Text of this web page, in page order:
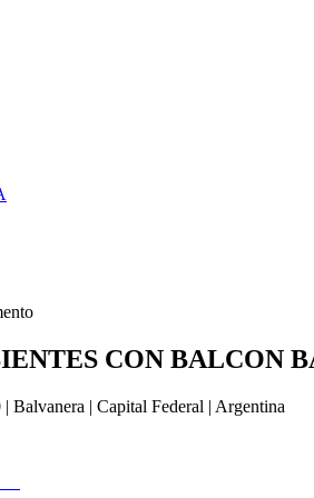
CON BALCON
Balvanera | Capital Federal | Argentina